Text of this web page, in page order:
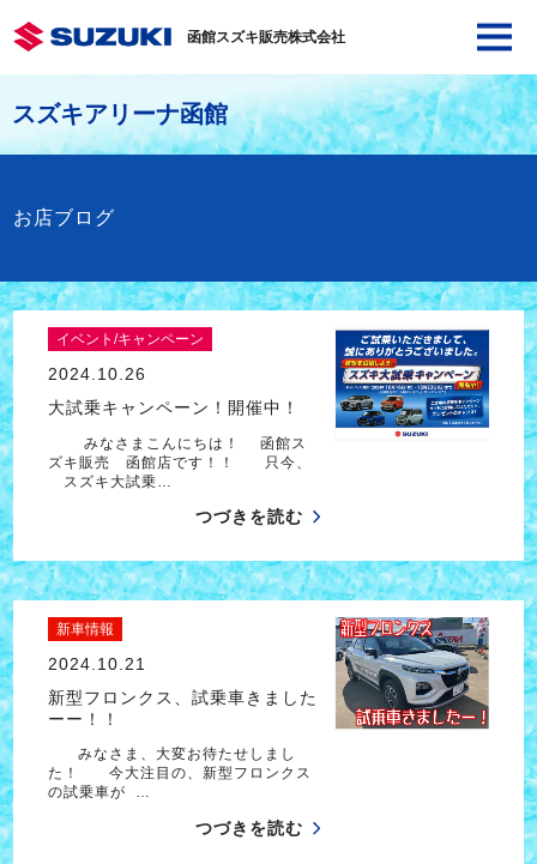
函館スズキ販売株式会社
スズキアリーナ函館
お店ブログ
イベント/キャンペーン
2024.10.26
大試乗キャンペーン！開催中！
みなさまこんにちは！ 函館ス
ズキ販売 函館店です！！ 只今、
スズキ大試乗…
つづきを読む
新車情報
2024.10.21
新型フロンクス、試乗車きました
ーー！！
みなさま、大変お待たせしまし
た！ 今大注目の、新型フロンクス
の試乗車が …
つづきを読む